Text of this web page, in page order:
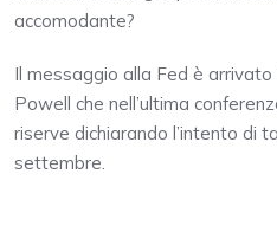
accomodante?
Il messaggio alla Fed è arrivato
Powell che nell’ultima
riserve dichiarando l’intento di
settembre.